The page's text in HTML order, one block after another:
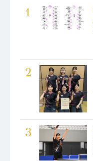
1
2
3